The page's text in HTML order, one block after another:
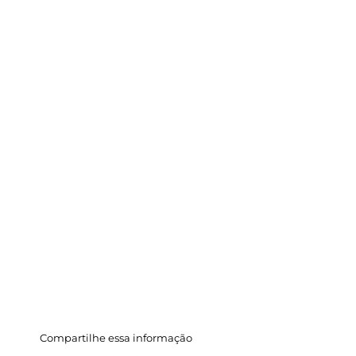
Compartilhe essa informação